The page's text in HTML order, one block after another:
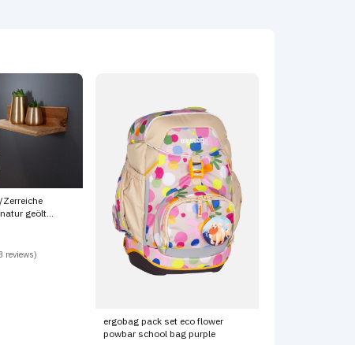
geölt
reviews)
ergobag pack set eco flower
powbar school bag purple